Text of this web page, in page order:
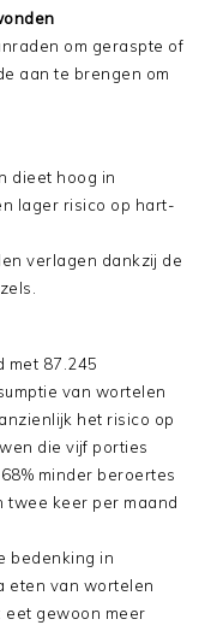
om geraspte of
aan te brengen om
dieet hoog in
lager risico op hart-
verlagen dankzij de
met 87.245
van wortelen
het risico op
die vijf porties
minder beroertes
twee keer per maand
bedenking in
eten van wortelen
eet gewoon meer